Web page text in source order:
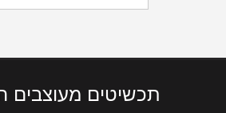
תכשיטים מעוצבים